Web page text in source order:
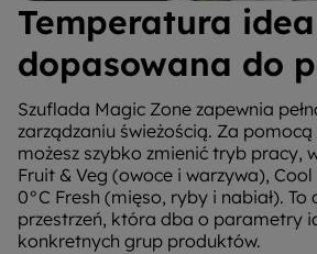
Temperatura
dopasowana do
Szuflada Magic Zone zapewnia
zarządzaniu świeżością. Za
możesz szybko zmienić tryb pracy,
Fruit & Veg (owoce i warzywa),
0°C Fresh (mięso, ryby i nabiał).
przestrzeń, która dba o parametry
konkretnych grup produktów.